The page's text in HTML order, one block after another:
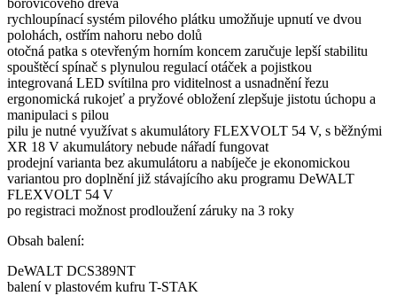
rychloupínací systém pilového plátku umožňuje upnutí ve dvou
polohách, ostřím nahoru nebo dolů
otočná patka s otevřeným horním koncem zaručuje lepší stabilitu
spouštěcí spínač s plynulou regulací otáček a pojistkou
integrovaná LED svítilna pro viditelnost a usnadnění řezu
ergonomická rukojeť a pryžové obložení zlepšuje jistotu úchopu a
manipulaci s pilou
pilu je nutné využívat s akumulátory FLEXVOLT 54 V, s běžnými
XR 18 V akumulátory nebude nářadí fungovat
prodejní varianta bez akumulátoru a nabíječe je ekonomickou
variantou pro doplnění již stávajícího aku programu DeWALT
FLEXVOLT 54 V
po registraci možnost prodloužení záruky na 3 roky
Obsah balení:
DeWALT DCS389NT
balení v plastovém kufru T-STAK